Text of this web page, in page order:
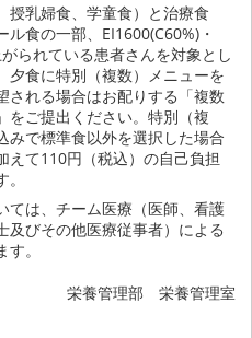
授乳婦食、学童食）と治療食
ル食の一部、EI1600(C60%)・
られている患者さんを対象とし
夕食に特別（複数）メニューを
される場合はお配りする「複数
をご提出ください。特別（複
みで標準食以外を選択した場合
えて110円（税込）の自己負担
ては、チーム医療（医師、看護
及びその他医療従事者）による
。
栄養管理部 栄養管理室